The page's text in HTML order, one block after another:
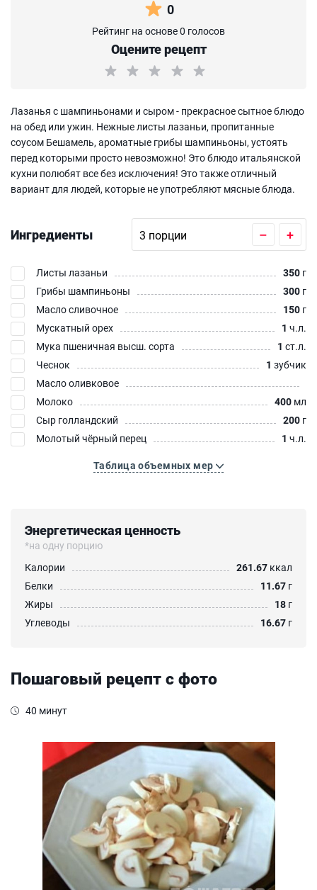
0
Рейтинг на основе 0 голосов
Оцените рецепт
Лазанья с шампиньонами и сыром - прекрасное сытное блюдо
на обед или ужин. Нежные листы лазаньи, пропитанные
соусом Бешамель, ароматные грибы шампиньоны, устоять
перед которыми просто невозможно! Это блюдо итальянской
кухни полюбят все без исключения! Это также отличный
вариант для людей, которые не употребляют мясные блюда.
Ингредиенты – +
Листы лазаньи 350 г
Грибы шампиньоны
300 г
Масло сливочное
150 г
Мускатный орех
1 ч.л.
Мука пшеничная высш. сорта
1 ст.л.
Чеснок
1 зубчик
Масло оливковое
Молоко
400 мл
Сыр голландский
200 г
Молотый чёрный перец
1 ч.л.
Таблица объемных мер
Энергетическая ценность
*на одну порцию
Калории
261.67 ккал
Белки
11.67 г
Жиры
18 г
Углеводы
16.67 г
Пошаговый рецепт с фото
40 минут